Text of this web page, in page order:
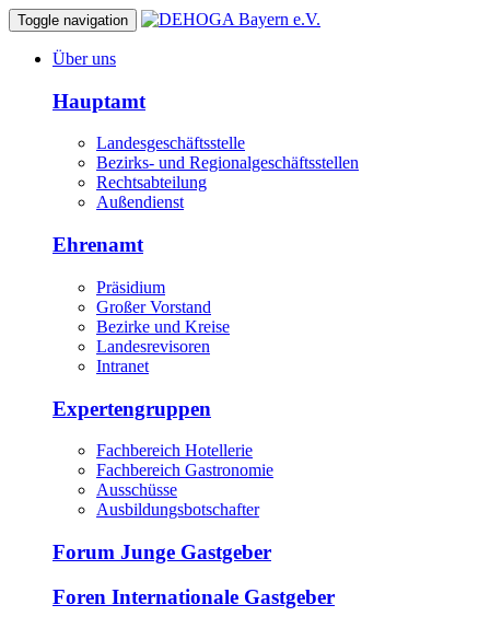
Toggle navigation
Über uns
Hauptamt
Landesgeschäftsstelle
Bezirks- und Regionalgeschäftsstellen
Rechtsabteilung
Außendienst
Ehrenamt
Präsidium
Großer Vorstand
Bezirke und Kreise
Landesrevisoren
Intranet
Expertengruppen
Fachbereich Hotellerie
Fachbereich Gastronomie
Ausschüsse
Ausbildungsbotschafter
Forum Junge Gastgeber
Foren Internationale Gastgeber